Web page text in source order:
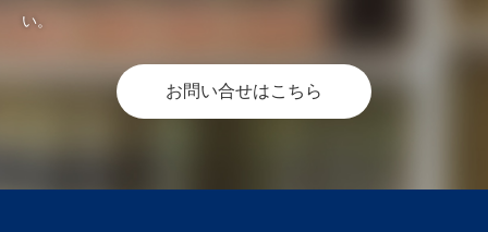
い。
お問い合せはこちら